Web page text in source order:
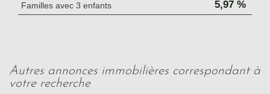
Familles avec 3 enfants 5,97 %
autres annonces immobilières correspondant à
votre recherche